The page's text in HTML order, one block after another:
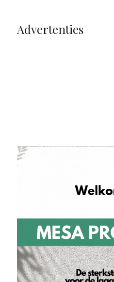
Advertenties